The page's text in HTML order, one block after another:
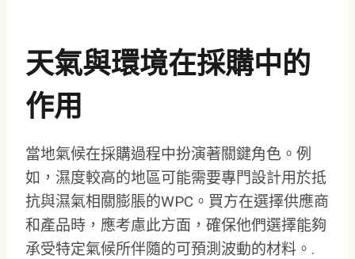
天氣與環境在採購中的
作用
當地氣候在採購過程中扮演著關鍵角色。例
如，濕度較高的地區可能需要專門設計用於抵
抗與濕氣相關膨脹的WPC。買方在選擇供應商
和產品時，應考慮此方面，確保他們選擇能夠
承受特定氣候所伴隨的可預測波動的材料。.